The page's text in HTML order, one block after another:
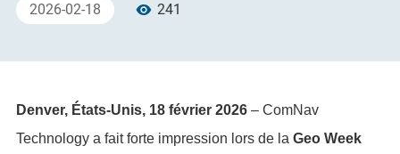
2026-02-18 241
Denver, États-Unis, 18 février 2026– ComNav
Technology a fait forte impression lors de la Geo Week